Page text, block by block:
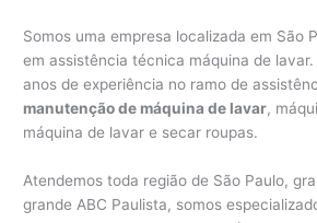
Somos uma empresa localizada em São
em assistência técnica máquina de
anos de experiência no ramo de
manutenção de máquina de lavar,
máquina de lavar e secar roupas.
Atendemos toda região de São Paulo,
grande ABC Paulista, somos